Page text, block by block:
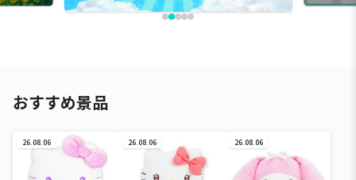
おすすめ景品
26.08.06 26.08.06 26.08.06